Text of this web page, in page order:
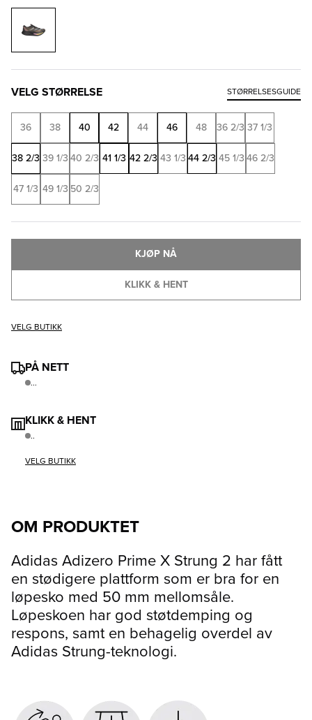
VELG STØRRELSE STØRRELSESGUIDE
36 38 40 42 44 46 48 36 2/3 37 1/3
38 2/339 1/340 2/3 41 1/3 42 2/343 1/344 2/345 1/346 2/3
47 1/3 49 1/3 50 2/3
KLIKK & HENT
KJØP NÅ
VELG BUTIKK
PÅ NETT
...
KLIKK & HENT
..
VELG BUTIKK
OM PRODUKTET
Adidas Adizero Prime X Strung 2 har fått
en stødigere plattform som er bra for en
løpesko med 50 mm mellomsåle.
Løpeskoen har god støtdemping og
respons, samt en behagelig overdel av
Adidas Strung-teknologi.